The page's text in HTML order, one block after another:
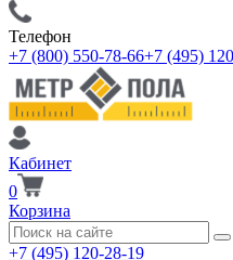
Телефон
+7 (800) 550-78-66+7 (495)
Кабинет
0
Корзина
+7 (495) 120-28-19